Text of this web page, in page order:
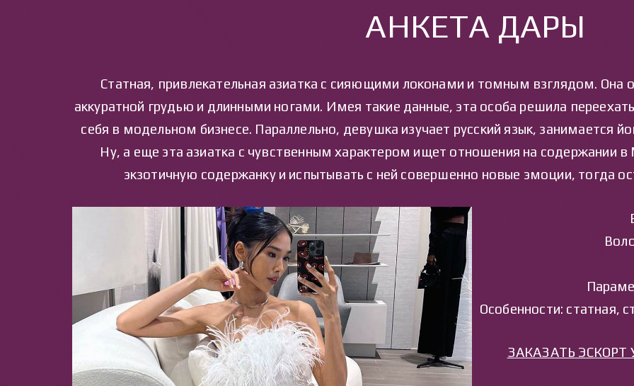
АНКЕТА ДАРЫ
Статная, привлекательная азиатка с сияющими локонами и томным взглядом. Она
аккуратной грудью и длинными ногами. Имея такие данные, эта особа решила
себя в модельном бизнесе. Параллельно, девушка изучает русский язык, занимается
Ну, а еще эта азиатка с чувственным характером ищет отношения на содержании в
экзотичную содержанку и испытывать с ней совершенно новые эмоции, тогда
Особенности: статная,
ЗАКАЗАТЬ ЭСКОРТ